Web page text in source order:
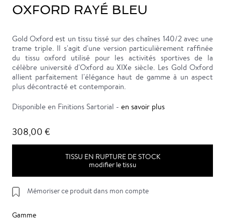
OXFORD RAYÉ BLEU
Gold Oxford est un tissu tissé sur des chaînes 140/2 avec une
trame triple. Il s'agit d'une version particulièrement raffinée
du tissu oxford utilisé pour les activités sportives de la
célèbre université d'Oxford au XIXe siècle. Les Gold Oxford
allient parfaitement l'élégance haut de gamme à un aspect
plus décontracté et contemporain.
Disponible en Finitions Sartorial - en savoir plus
308,00 €
TISSU EN RUPTURE DE STOCK
modifier le tissu
Mémoriser ce produit dans mon compte
Gamme